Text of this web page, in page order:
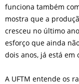
funciona também
mostra que a
cresceu no último
esforço que ainda
dois anos, já está em
A UFTM entende os